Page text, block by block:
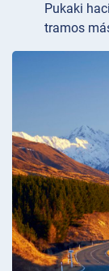
Pukaki
tramos